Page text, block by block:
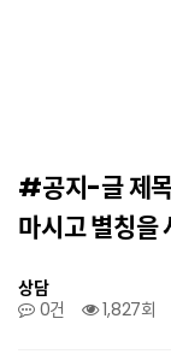
#공지-글 제목
마시고 별칭을
상담
0건
1,827회